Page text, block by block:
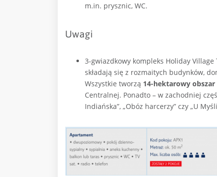
m.in. prysznic, WC.
Uwagi
3-gwiazdkowy kompleks Holiday
składają się z rozmaitych budynków,
Wszystkie tworzą 14-hektarowy
Centralnej. Ponadto – w zachodniej
Indiańska”, „Obóz harcerzy” czy „U